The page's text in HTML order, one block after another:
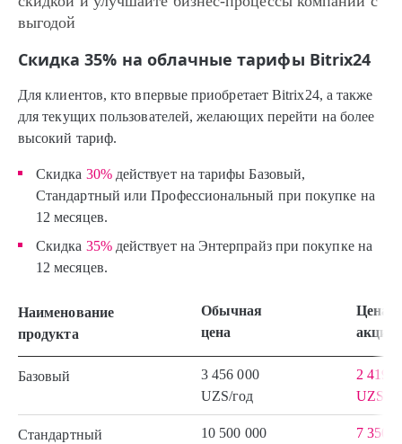
выгодой
Скидка 35% на облачные тарифы Bitrix24
Для клиентов, кто впервые приобретает Bitrix24, а также
для текущих пользователей, желающих перейти на более
высокий тариф.
Скидка 30% действует на тарифы Базовый,
Стандартный или Профессиональный при покупке на
12 месяцев.
Скидка 35% действует на Энтерпрайз при покупке на
12 месяцев.
Наименование
продукта
Обычная
цена
Цена
акции
Базовый
3 456 000
UZS/год
2 419
UZS/
Стандартный
10 500 000
7 350